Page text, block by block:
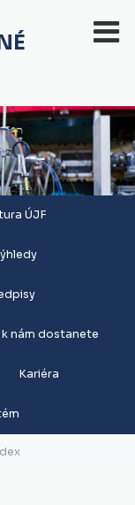
ÚJF
k nám dostanete
Kariéra